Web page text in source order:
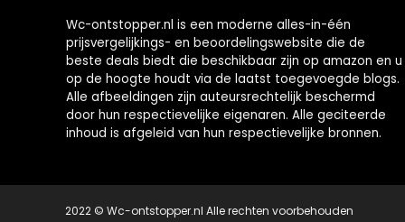
Wc-ontstopper.nl is een moderne alles-in-één
prijsvergelijkings- en beoordelingswebsite die de
beste deals biedt die beschikbaar zijn op amazon en u
op de hoogte houdt via de laatst toegevoegde blogs.
Alle afbeeldingen zijn auteursrechtelijk beschermd
door hun respectievelijke eigenaren. Alle geciteerde
inhoud is afgeleid van hun respectievelijke bronnen.
2022 © Wc-ontstopper.nl Alle rechten voorbehouden